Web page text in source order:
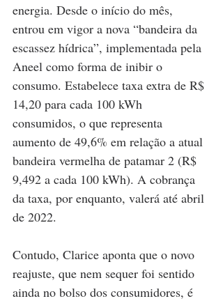
energia. Desde o início do mês,
entrou em vigor a nova “bandeira da
escassez hídrica”, implementada pela
Aneel como forma de inibir o
consumo. Estabelece taxa extra de R$
14,20 para cada 100 kWh
consumidos, o que representa
aumento de 49,6% em relação a atual
bandeira vermelha de patamar 2 (R$
9,492 a cada 100 kWh). A cobrança
da taxa, por enquanto, valerá até abril
de 2022.
Contudo, Clarice aponta que o novo
reajuste, que nem sequer foi sentido
ainda no bolso dos consumidores, é